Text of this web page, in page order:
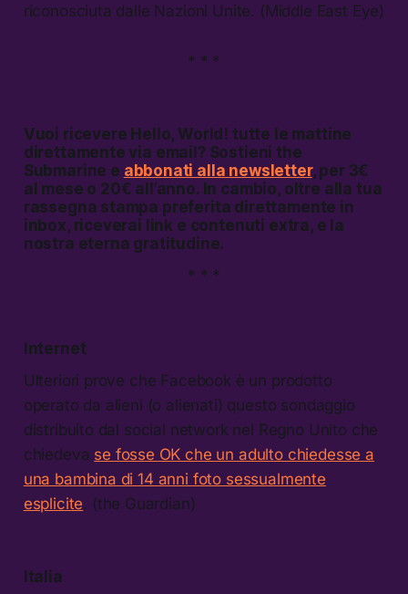
riconosciuta dalle Nazioni Unite. (Middle East Eye)
* * *
Vuoi ricevere Hello, World! tutte le mattine
direttamente via email? Sostieni the
Submarine e abbonati alla newsletter, per 3€
al mese o 20€ all’anno. In cambio, oltre alla tua
rassegna stampa preferita direttamente in
inbox, riceverai link e contenuti extra, e la
nostra eterna gratitudine.
* * *
Internet
Ulteriori prove che Facebook è un prodotto
operato da alieni (o alienati) questo sondaggio
distribuito dal social network nel Regno Unito che
chiedeva se fosse OK che un adulto chiedesse a
una bambina di 14 anni foto sessualmente
esplicite. (the Guardian)
Italia